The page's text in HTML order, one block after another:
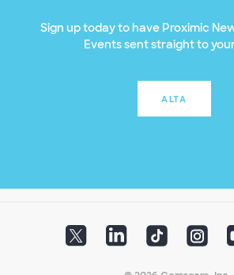
Sign up today to have Proximic
Events sent straight to
ALTA